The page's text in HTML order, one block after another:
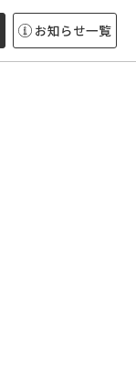
お知らせ一覧